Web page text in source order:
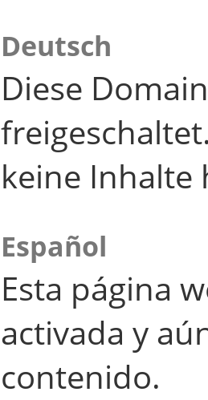
Deutsch
Diese
keine Inhalte
Español
Esta página
activada y
contenido.